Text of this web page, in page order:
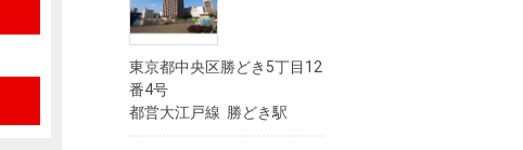
東京都中央区勝どき5丁目12
番4号
都営大江戸線 勝どき駅